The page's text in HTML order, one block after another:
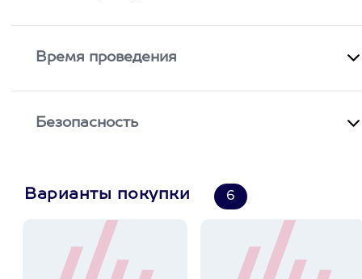
Время проведения
Безопасность
Варианты покупки 6